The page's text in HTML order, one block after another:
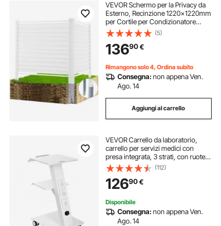
VEVOR Schermo per la Privacy da
Esterno, Recinzione 1220x1220mm
per Cortile per Condizionatore
d'Aria, Recinzione per Attrezzature
per Piscina in Vinile, Racchiudere
Bidoni della Spazzatura 2 Pannelli
(5)
13690€
Rimangono solo 4, Ordina subito
Consegna:non appena Ven.
Ago. 14
Aggiungi al carrello
VEVOR Carrello da laboratorio,
carrello per servizi medici con
presa integrata, 3 strati, con ruote
girevoli, portata 100 kg, per
laboratorio, clinica, salone di
bellezza, salone
(112)
12690€
Disponibile
Consegna:non appena Ven.
Ago. 14